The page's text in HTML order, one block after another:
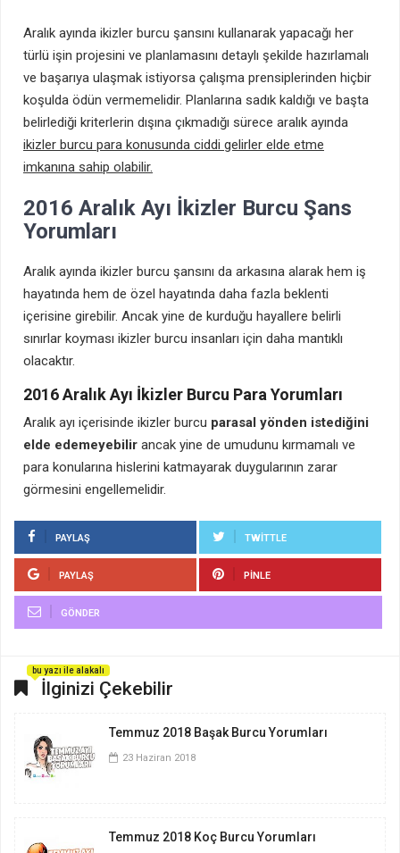
Aralık ayında ikizler burcu şansını kullanarak yapacağı her
türlü işin projesini ve planlamasını detaylı şekilde hazırlamalı
ve başarıya ulaşmak istiyorsa çalışma prensiplerinden hiçbir
koşulda ödün vermemelidir. Planlarına sadık kaldığı ve başta
belirlediği kriterlerin dışına çıkmadığı sürece aralık ayında
ikizler burcu para konusunda ciddi gelirler elde etme
imkanına sahip olabilir.
2016 Aralık Ayı İkizler Burcu Şans
Yorumları
Aralık ayında ikizler burcu şansını da arkasına alarak hem iş
hayatında hem de özel hayatında daha fazla beklenti
içerisine girebilir. Ancak yine de kurduğu hayallere belirli
sınırlar koyması ikizler burcu insanları için daha mantıklı
olacaktır.
2016 Aralık Ayı İkizler Burcu Para Yorumları
Aralık ayı içerisinde ikizler burcu parasal yönden istediğini
elde edemeyebilir ancak yine de umudunu kırmamalı ve
para konularına hislerini katmayarak duygularının zarar
görmesini engellemelidir.
PAYLAŞ TWITTLE
PAYLAŞ PINLE
GÖNDER
İlginizi Çekebilir
bu yazı ile alakalı
Temmuz 2018 Başak Burcu Yorumları
23 Haziran 2018
Temmuz 2018 Koç Burcu Yorumları